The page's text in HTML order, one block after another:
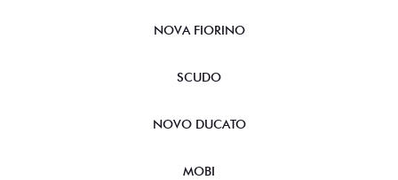
SCUDO
NOVO DUCATO
MOBI
ARGO